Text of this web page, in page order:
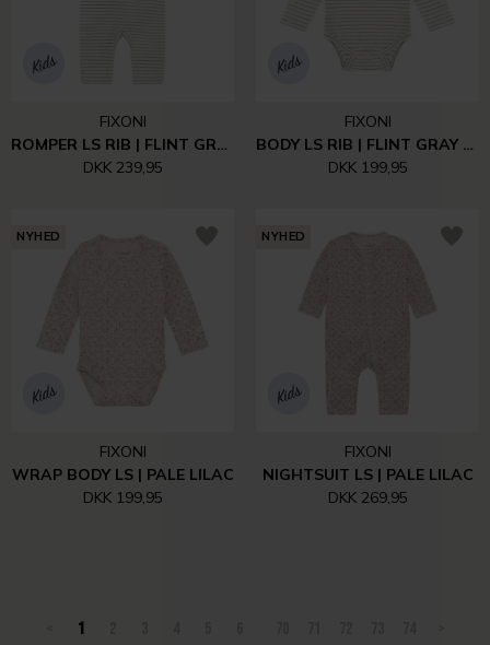
FIXONI
ROMPER LS RIB | FLINT GRAY MELANGE
DKK 239,95
FIXONI
BODY LS RIB | FLINT GRAY MELANGE
DKK 199,95
NYHED
FIXONI
WRAP BODY LS | PALE LILAC
DKK 199,95
NYHED
FIXONI
NIGHTSUIT LS | PALE LILAC
DKK 269,95
1